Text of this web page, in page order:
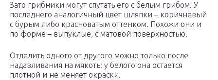
Зато грибники могут спутать его с белым грибом. У
последнего аналогичный цвет шляпки – коричневый
с бурым либо красноватым оттенком. Похожи они и
по форме – выпуклые, с матовой поверхностью.
Отделить одного от другого можно только после
надавливания на мякоть: у белого она остается
плотной и не меняет окраски.